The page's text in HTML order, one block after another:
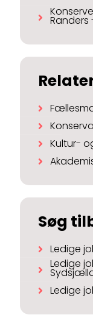
Randers
Kultur-
Søg
Ledige
Ledige
Ledige